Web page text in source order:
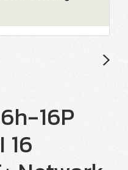
16P
16